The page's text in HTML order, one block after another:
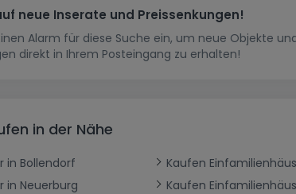
neue Inserate und Preissenkungen!
Alarm für diese Suche ein, um neue Objekte
direkt in Ihrem Posteingang zu erhalten!
in der Nähe
in Bollendorf
Kaufen
in Neuerburg
Kaufen